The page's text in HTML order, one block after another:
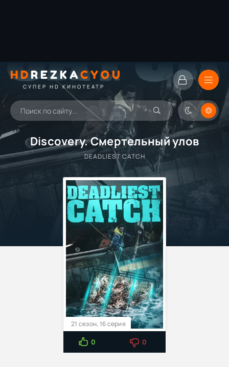
HDREZKACYOU
СУПЕР HD КИНОТЕАТР
Discovery. Смертельный улов
DEADLIEST CATCH
21 сезон, 16 серия
0 0